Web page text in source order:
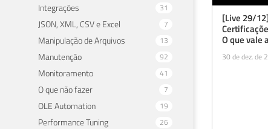
Integrações 31
JSON, XML, CSV e Excel 7
Manipulação de Arquivos 13
Manutenção 92
Monitoramento 41
O que não fazer 7
OLE Automation 19
Performance Tuning 26
[Live 29/
O que vale
30 de dez. de